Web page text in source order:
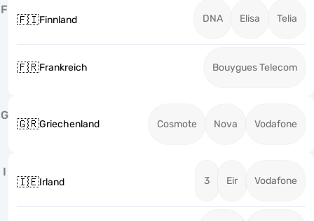
F
🇫🇮Finnland DNA Elisa Telia
🇫🇷Frankreich Bouygues Telecom
G
🇬🇷Griechenland Cosmote Nova Vodafone
I
🇮🇪Irland 3 Eir Vodafone